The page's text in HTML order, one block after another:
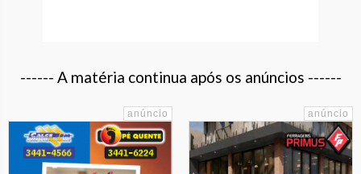
------ A matéria continua após os anúncios ------